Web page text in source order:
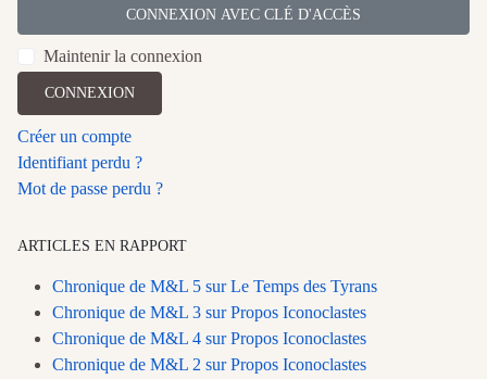
CONNEXION AVEC CLÉ D'ACCÈS
Maintenir la connexion
CONNEXION
Créer un compte
Identifiant perdu ?
Mot de passe perdu ?
ARTICLES EN RAPPORT
Chronique de M&L 5 sur Le Temps des Tyrans
Chronique de M&L 3 sur Propos Iconoclastes
Chronique de M&L 4 sur Propos Iconoclastes
Chronique de M&L 2 sur Propos Iconoclastes